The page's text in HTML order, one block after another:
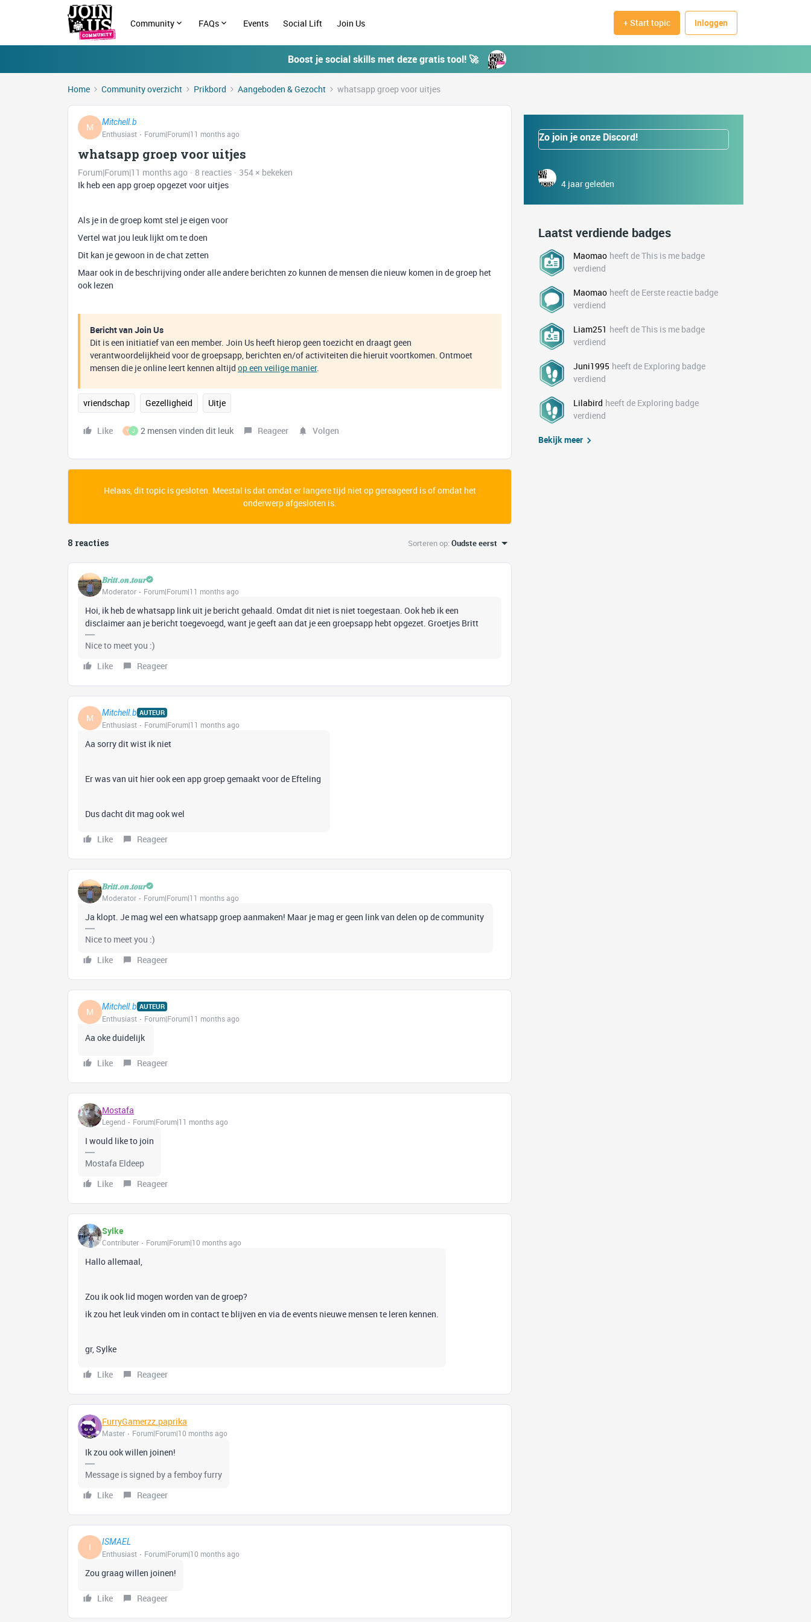
Community FAQs Events Social Lift Join Us + Start topic Inloggen
Boost je social skills met deze gratis tool! 🚀
Home Community overzicht Prikbord Aangeboden & Gezocht whatsapp groep voor uitjes
M
Mitchell.b
Enthusiast
Forum|Forum|11 months ago
whatsapp groep voor uitjes
Forum|Forum|11 months ago 8 reacties
354 × bekeken
Ik heb een app groep opgezet voor uitjes
Als je in de groep komt stel je eigen voor
Vertel wat jou leuk lijkt om te doen
Dit kan je gewoon in de chat zetten
Maar ook in de beschrijving onder alle andere berichten zo kunnen de mensen die nieuw komen in de groep het
ook lezen
Bericht van Join Us
Dit is een initiatief van een member. Join Us heeft hierop geen toezicht en draagt geen
verantwoordelijkheid voor de groepsapp, berichten en/of activiteiten die hieruit voortkomen. Ontmoet
mensen die je online leert kennen altijd op een veilige manier.
vriendschap Gezelligheid Uitje
Like Y J 2 mensen vinden dit leuk Reageer Volgen
Helaas, dit topic is gesloten. Meestal is dat omdat er langere tijd niet op gereageerd is of omdat het
onderwerp afgesloten is.
8 reacties Sorteren op:Oudste eerst
𝑩𝒓𝒊𝒕𝒕.𝒐𝒏.𝒕𝒐𝒖𝒓
Moderator Forum|Forum|11 months ago
Hoi, ik heb de whatsapp link uit je bericht gehaald. Omdat dit niet is niet toegestaan. Ook heb ik een
disclaimer aan je bericht toegevoegd, want je geeft aan dat je een groepsapp hebt opgezet. Groetjes Britt
Nice to meet you :)
Like
Reageer
M Mitchell.b AUTEUR
Enthusiast Forum|Forum|11 months ago
Aa sorry dit wist ik niet
Er was van uit hier ook een app groep gemaakt voor de Efteling
Dus dacht dit mag ook wel
Like Reageer
𝑩𝒓𝒊𝒕𝒕.𝒐𝒏.𝒕𝒐𝒖𝒓
Moderator Forum|Forum|11 months ago
Ja klopt. Je mag wel een whatsapp groep aanmaken! Maar je mag er geen link van delen op de community
Nice to meet you :)
Like
Reageer
M Mitchell.b AUTEUR
Enthusiast Forum|Forum|11 months ago
Aa oke duidelijk
Like Reageer
Mostafa
Legend Forum|Forum|11 months ago
I would like to join
Mostafa Eldeep
Like
Reageer
Sylke
Contributer Forum|Forum|10 months ago
Hallo allemaal,
Zou ik ook lid mogen worden van de groep?
ik zou het leuk vinden om in contact te blijven en via de events nieuwe mensen te leren kennen.
gr, Sylke
Like Reageer
FurryGamerzz.paprika
Master Forum|Forum|10 months ago
Ik zou ook willen joinen!
Message is signed by a femboy furry
Like
Reageer
I
ISMAEL
Enthusiast
Forum|Forum|10 months ago
Zou graag willen joinen!
Like Reageer
Zo join je onze Discord!
4 jaar geleden
Laatst verdiende badges
Maomao heeft de This is me badge
verdiend
Maomao heeft de Eerste reactie badge
verdiend
Liam251 heeft de This is me badge
verdiend
Juni1995 heeft de Exploring badge
verdiend
Lilabird heeft de Exploring badge
verdiend
Bekijk meer